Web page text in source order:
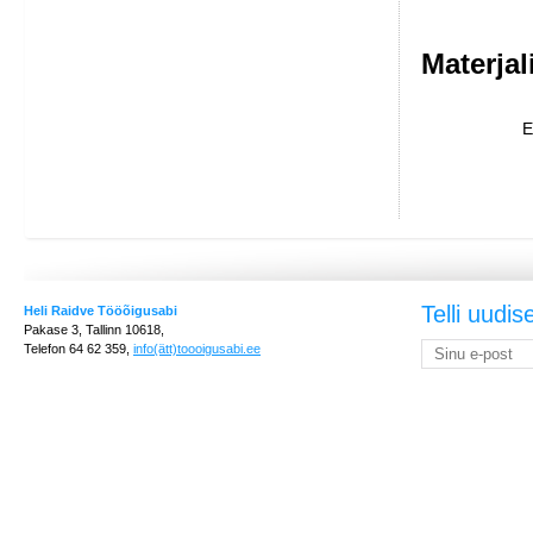
Heli Raidve Tööõigusabi
Pakase 3, Tallinn 10618,
Telefon 64 62 359, info(ätt)toooigusabi.ee
Telli